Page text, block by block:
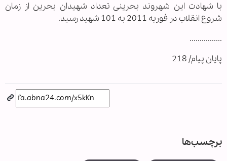
با شهادت این شهروند بحرینی تعداد شهیدان بحرین از زمان
شروع انقلاب در فوریه 2011 به 101 شهید رسید.
................
پایان پیام/ 218
برچسب‌ها